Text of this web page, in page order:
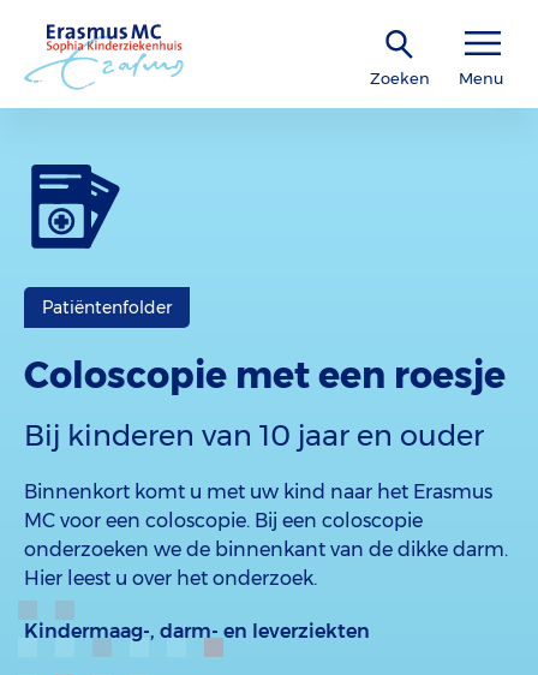
Zoeken Menu
Patiëntenfolder
Coloscopie met een roesje
Bij kinderen van 10 jaar en ouder
Binnenkort komt u met uw kind naar het Erasmus
MC voor een coloscopie. Bij een coloscopie
onderzoeken we de binnenkant van de dikke darm.
Hier leest u over het onderzoek.
Kindermaag-, darm- en leverziekten